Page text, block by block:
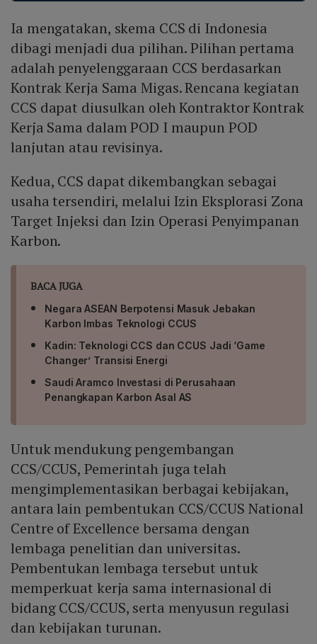
Penyimpanan Karbon. Landasan hukumnya meliputi
Permen ESDM No. 2/2023 dan Perpres No. 14/2024
yang memberikan kerangka regulasi kuat bagi
penangkapan dan penyimpanan karbon.
Ia mengatakan, skema CCS di Indonesia
dibagi menjadi dua pilihan. Pilihan pertama
adalah penyelenggaraan CCS berdasarkan
Kontrak Kerja Sama Migas. Rencana kegiatan
CCS dapat diusulkan oleh Kontraktor Kontrak
Kerja Sama dalam POD I maupun POD
lanjutan atau revisinya.
Kedua, CCS dapat dikembangkan sebagai
usaha tersendiri, melalui Izin Eksplorasi Zona
Target Injeksi dan Izin Operasi Penyimpanan
Karbon.
BACA JUGA
Negara ASEAN Berpotensi Masuk Jebakan
Karbon Imbas Teknologi CCUS
Kadin: Teknologi CCS dan CCUS Jadi ‘Game
Changer’ Transisi Energi
Saudi Aramco Investasi di Perusahaan
Penangkapan Karbon Asal AS
Untuk mendukung pengembangan
CCS/CCUS, Pemerintah juga telah
mengimplementasikan berbagai kebijakan,
antara lain pembentukan CCS/CCUS National
Centre of Excellence bersama dengan
lembaga penelitian dan universitas.
Pembentukan lembaga tersebut untuk
memperkuat kerja sama internasional di
bidang CCS/CCUS, serta menyusun regulasi
dan kebijakan turunan.